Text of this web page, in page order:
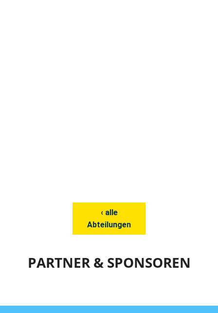
‹ alle
Abteilungen
PARTNER & SPONSOREN